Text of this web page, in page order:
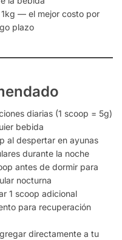
— el mejor costo por
plazo
diarias (1 scoop = 5g)
bebida
al despertar en ayunas
durante la noche
antes de dormir para
nocturna
1 scoop adicional
para recuperación
directamente a tu